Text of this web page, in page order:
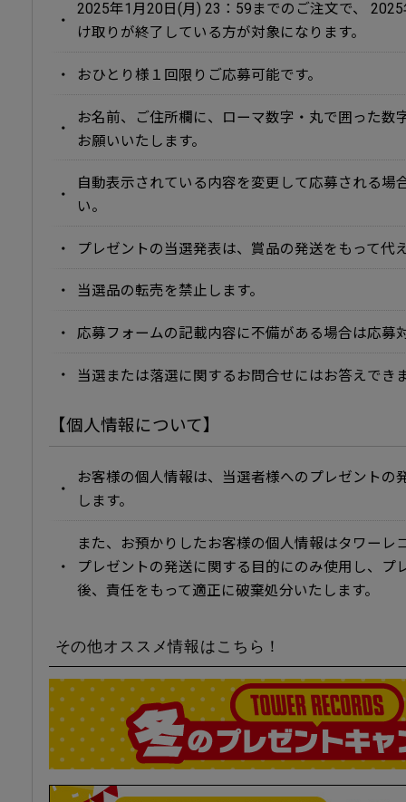
2025年1月20日(月) 23：59までのご注文で、
け取りが終了している方が対象になります。
おひとり様１回限りご応募可能です。
お名前、ご住所欄に、ローマ数字・丸で囲った数
お願いいたします。
自動表示されている内容を変更して応募される場
い。
プレゼントの当選発表は、賞品の発送をもって代
当選品の転売を禁止します。
応募フォームの記載内容に不備がある場合は応募
当選または落選に関するお問合せにはお答えでき
【個人情報について】
お客様の個人情報は、当選者様へのプレゼントの
します。
また、お預かりしたお客様の個人情報はタワーレ
プレゼントの発送に関する目的にのみ使用し、プ
後、責任をもって適正に破棄処分いたします。
その他オススメ情報はこちら！